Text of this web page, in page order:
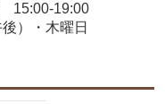
15:00-19:00
）・木曜日